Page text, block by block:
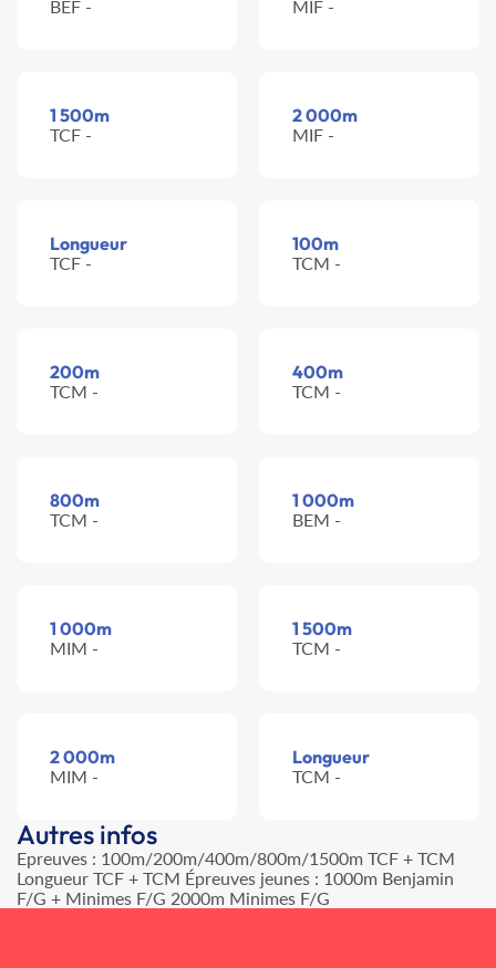
BEF - MIF -
1 500m
TCF -
2 000m
MIF -
Longueur
TCF -
100m
TCM -
200m
TCM -
400m
TCM -
800m
TCM -
1 000m
BEM -
1 000m
MIM -
1 500m
TCM -
2 000m
MIM -
Longueur
TCM -
Autres infos
Epreuves : 100m/200m/400m/800m/1500m TCF + TCM
Longueur TCF + TCM Épreuves jeunes : 1000m Benjamin
F/G + Minimes F/G 2000m Minimes F/G